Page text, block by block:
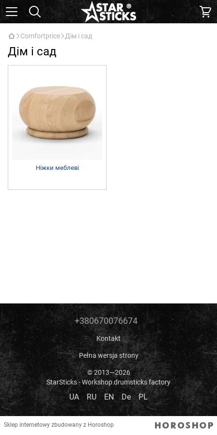
Comfortprice Дім і сад
Дім і сад
Ніжки меблеві
+380670076674
Kontakt
Pełna wersja strony
© 2013—2026
StarSticks - Workshop drumsticks factory
UA RU EN De PL
Sklep internetowy zbudowany z Horoshop